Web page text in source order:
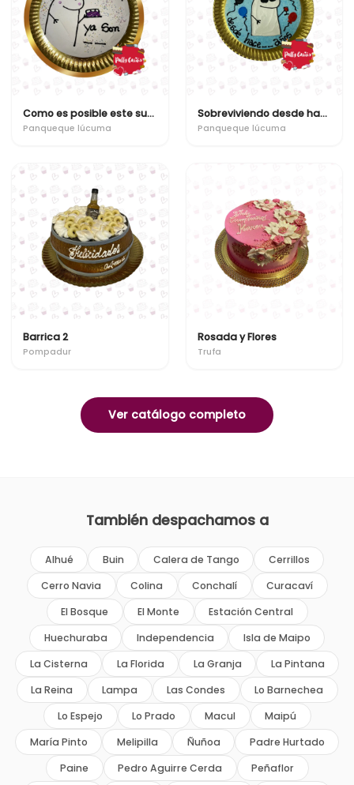
Como es posible este suceso? ya son "x"
Panqueque lúcuma
Sobreviviendo desde hace 'x' años
Panqueque lúcuma
Barrica 2
Pompadur
Rosada y Flores
Trufa
Ver catálogo completo
También despachamos a
Alhué Buin Calera de Tango
Cerrillos
Cerro Navia
Colina Conchalí
Curacaví
El Bosque
El Monte
Estación Central
Huechuraba
Independencia
Isla de Maipo
La Cisterna
La Florida La Granja
La Pintana
La Reina
Lampa Las Condes
Lo Barnechea
Lo Espejo
Lo Prado Macul
Maipú
María Pinto
Melipilla Ñuñoa
Padre Hurtado
Paine
Pedro Aguirre Cerda Peñaflor